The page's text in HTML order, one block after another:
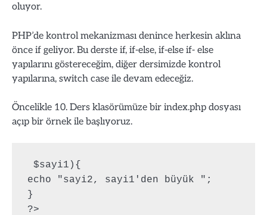
oluyor.
PHP’de kontrol mekanizması denince herkesin aklına
önce if geliyor. Bu derste if, if-else, if-else if- else
yapılarını göstereceğim, diğer dersimizde kontrol
yapılarına, switch case ile devam edeceğiz.
Öncelikle 10. Ders klasörümüze bir index.php dosyası
açıp bir örnek ile başlıyoruz.
$sayi1){
echo "sayi2, sayi1'den büyük ";
}